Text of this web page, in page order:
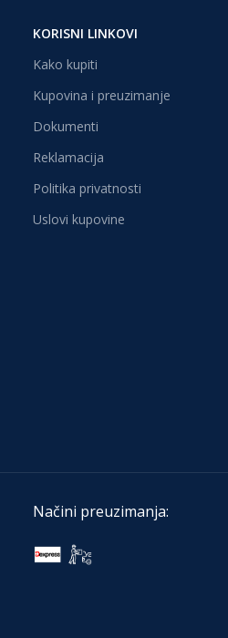
KORISNI LINKOVI
Kako kupiti
Kupovina i preuzimanje
Dokumenti
Reklamacija
Politika privatnosti
Uslovi kupovine
Načini preuzimanja: